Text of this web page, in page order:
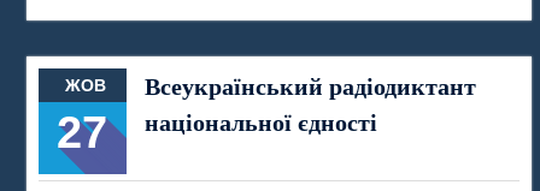
ЖОВ
27
Всеукраїнський радіодиктант
національної єдності